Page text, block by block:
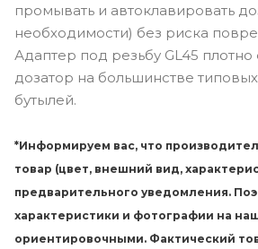
промывать и автоклавировать
необходимости) без риска
Адаптер под резьбу GL45
дозатор на большинстве
бутылей.
*Информируем вас, что
товар (цвет, внешний вид,
предварительного уведомления.
характеристики и фотографии на
ориентировочными. Фактический